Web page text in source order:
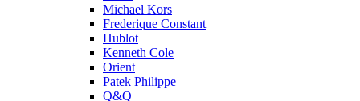
Michael Kors
Frederique Constant
Hublot
Kenneth Cole
Orient
Patek Philippe
Q&Q